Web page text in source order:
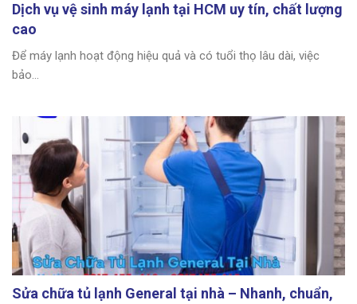
Dịch vụ vệ sinh máy lạnh tại HCM uy tín, chất lượng
cao
Để máy lạnh hoạt động hiệu quả và có tuổi thọ lâu dài, việc
bảo...
Sửa chữa tủ lạnh General tại nhà – Nhanh, chuẩn,